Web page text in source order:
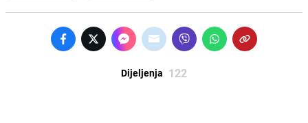
Dijeljenja 122